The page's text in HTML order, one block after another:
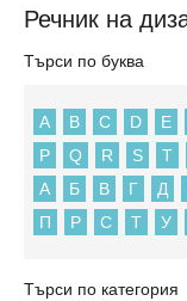
Речник на
Търси по буква
A B C D E
P
Q R S T
А
Б В Г Д
П
Р С Т У
Търси по категория